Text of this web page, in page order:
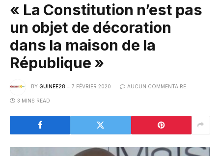
« La Constitution n’est pas
un objet de décoration
dans la maison de la
République »
BY GUINEE28 7 FÉVRIER 2020 AUCUN COMMENTAIRE
3 MINS READ